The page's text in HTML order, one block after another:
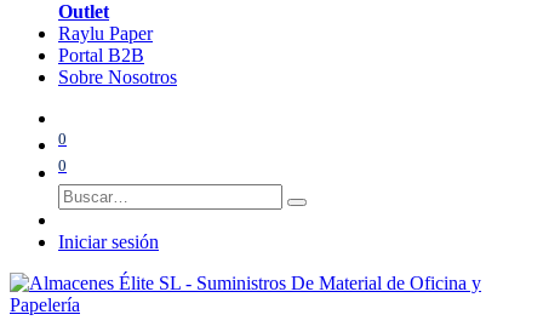
Outlet
Raylu Paper
Portal B2B
Sobre Nosotros
0
0
Iniciar sesión